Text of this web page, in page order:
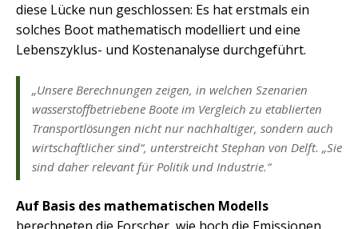
diese Lücke nun geschlossen: Es hat erstmals ein
solches Boot mathematisch modelliert und eine
Lebenszyklus- und Kostenanalyse durchgeführt.
„Unsere Berechnungen zeigen, in welchen Szenarien
wasserstoffbetriebene Boote im Vergleich zu etablierten
Transportlösungen nicht nur nachhaltiger, sondern auch
wirtschaftlicher sind“, unterstreicht Stephan von Delft. „Sie
sind daher relevant für Politik und Industrie.“
Auf Basis des mathematischen Modells